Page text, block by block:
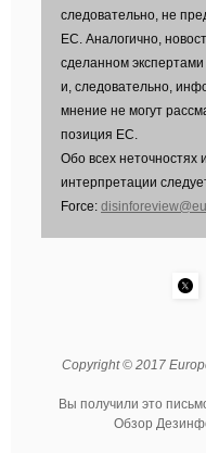
следовательно, не
ЕС. Аналогично,
сделанном экспертами
и, следовательно,
мнение не могут
позиция ЕС.
Обо всех неточностях
интерпретации
Force:
Copyright © 2017
Вы получили это
Обзор